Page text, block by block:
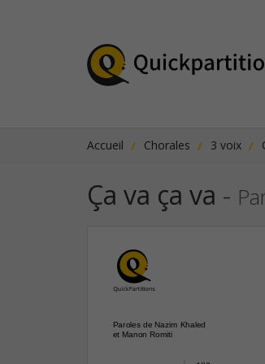
Accueil Chorales 3 voix
Ça va ça va -
Paroles de Nazim Khaled
et Manon Romiti